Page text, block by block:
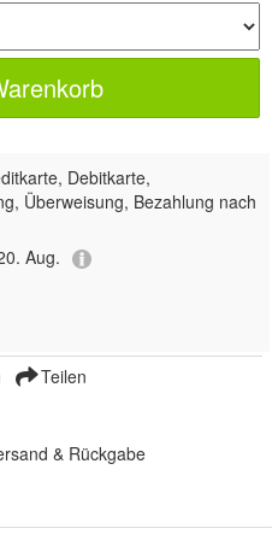
Debitkarte,
Überweisung, Bezahlung nach
Aug.
Teilen
& Rückgabe